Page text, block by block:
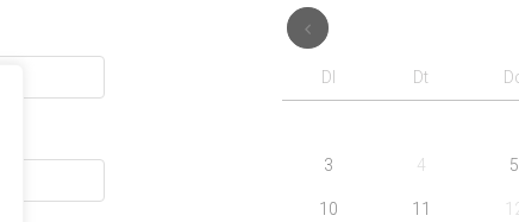
Dl Dt
3 4 5
10 11